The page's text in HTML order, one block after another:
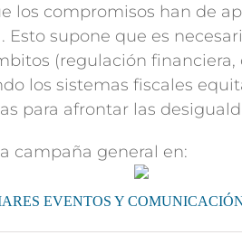
los compromisos han de
Esto supone que es
(regulación
los sistemas fiscales
para afrontar las
campaña general en:
EVENTOS Y